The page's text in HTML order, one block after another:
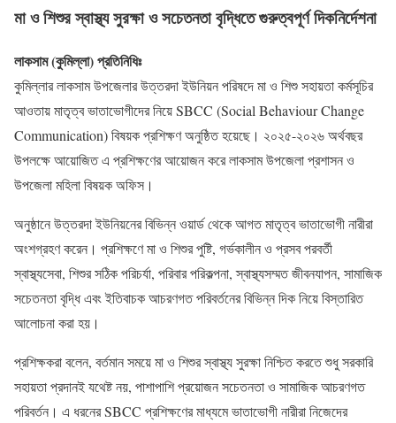
মা ও শিশুর স্বাস্থ্য সুরক্ষা ও সচেতনতা বৃদ্ধিতে গুরুত্বপূর্ণ দিকনির্দেশনা
লাকসাম (কুমিল্লা) প্রতিনিধিঃ
কুমিল্লার লাকসাম উপজেলার উত্তরদা ইউনিয়ন পরিষদে মা ও শিশু সহায়তা কর্মসূচির
আওতায় মাতৃত্ব ভাতাভোগীদের নিয়ে SBCC (Social Behaviour Change
Communication) বিষয়ক প্রশিক্ষণ অনুষ্ঠিত হয়েছে। ২০২৫-২০২৬ অর্থবছর
উপলক্ষে আয়োজিত এ প্রশিক্ষণের আয়োজন করে লাকসাম উপজেলা প্রশাসন ও
উপজেলা মহিলা বিষয়ক অফিস।
অনুষ্ঠানে উত্তরদা ইউনিয়নের বিভিন্ন ওয়ার্ড থেকে আগত মাতৃত্ব ভাতাভোগী নারীরা
অংশগ্রহণ করেন। প্রশিক্ষণে মা ও শিশুর পুষ্টি, গর্ভকালীন ও প্রসব পরবর্তী
স্বাস্থ্যসেবা, শিশুর সঠিক পরিচর্যা, পরিবার পরিকল্পনা, স্বাস্থ্যসম্মত জীবনযাপন, সামাজিক
সচেতনতা বৃদ্ধি এবং ইতিবাচক আচরণগত পরিবর্তনের বিভিন্ন দিক নিয়ে বিস্তারিত
আলোচনা করা হয়।
প্রশিক্ষকরা বলেন, বর্তমান সময়ে মা ও শিশুর স্বাস্থ্য সুরক্ষা নিশ্চিত করতে শুধু সরকারি
সহায়তা প্রদানই যথেষ্ট নয়, পাশাপাশি প্রয়োজন সচেতনতা ও সামাজিক আচরণগত
পরিবর্তন। এ ধরনের SBCC প্রশিক্ষণের মাধ্যমে ভাতাভোগী নারীরা নিজেদের